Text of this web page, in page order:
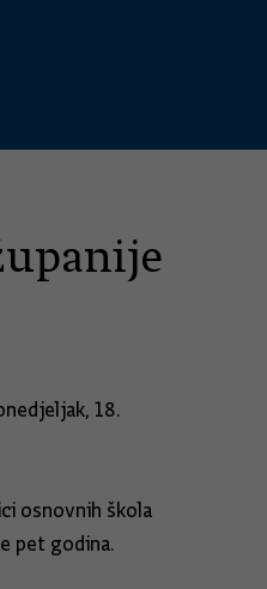
18.
osnovnih škola
pet godina.